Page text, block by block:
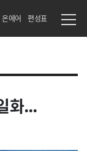
온에어 편성표
화...